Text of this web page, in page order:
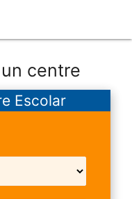
centre
Escolar